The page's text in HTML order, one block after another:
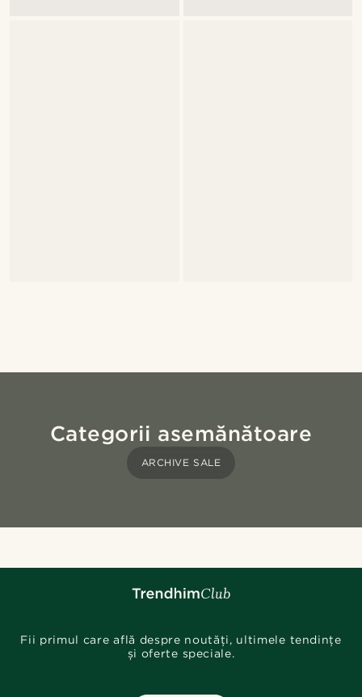
Categorii asemănătoare
ARCHIVE SALE
Fii primul care află despre noutăți, ultimele tendințe
și oferte speciale.